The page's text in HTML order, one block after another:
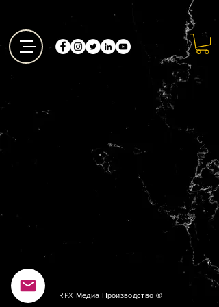
Реферальная программа
недоступна.
RPX Медиа Производство ®